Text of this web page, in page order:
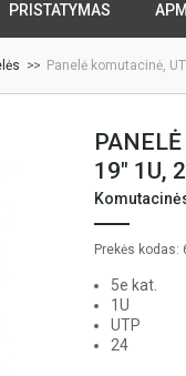
PRISTATYMAS
Panelė komutacinė,
19" 1U,
Prekės kodas:
5e kat.
1U
UTP
24